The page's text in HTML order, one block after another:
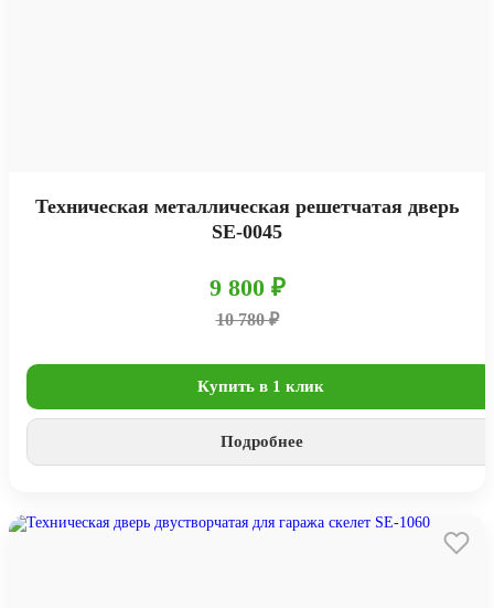
Техническая металлическая решетчатая дверь
SE-0045
9 800 ₽
10 780 ₽
Купить в 1 клик
Подробнее